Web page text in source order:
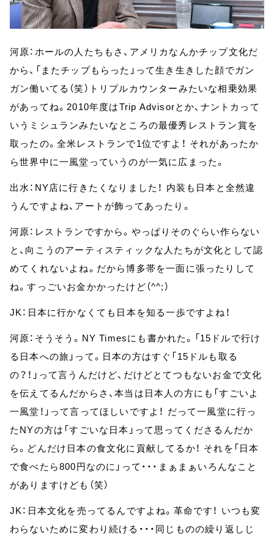
河原：ホールの人たちもさ、アメリカなんかチップ文化だ
から、「またチップもらった」って生き生きした顔でガン
ガン働いてる（笑）トリプルカウンターみたいな相乗効果
があってね。2010年度はTrip Advisorとか、ナントカって
いうミシュランみたいなところの最優秀レストラン賞を
取ったの。全米レストランで1位ですよ！ それがあったか
ら世界中に一風堂っていうのが一気に広まった。
出水：NY店に行きたくなりました！ 内装も日本と全然違
うんですよね、アートが飾ってあったり。
河原：レストランですから。やっぱりそのぐらい作らない
と、向こうのアーティスティックな人たちが文化として認
めてくれないよね。だから博多帯を一面に張ったりして
ね。すっごいお金かかったけど（^^;）
JK：日本に行かなくても日本を知る一歩ですよね！
河原：そうそう。NY Timesにも書かれた。「15ドルで行け
る日本への旅」って。日本の方はすぐ「15ドルも取る
の？！」って言うんだけど、だけどとてつもないお金で文化
を伝えてるんだからさ、本当は日本人の方にも「すごいよ
一風堂！」って言ってほしいですよ！ だって一風堂に行っ
たNYの方は「すごいな日本」って思ってくださるんだか
ら。どんだけ日本の食文化に貢献してるか！ それを「日本
で食べたら800円なのに」って・・・まぁまぁいろんなこと
がありますけども（笑）
JK：日本文化を売ってるんですよね。革命です！ いつも変
わらないために変わり続ける・・・同じものの繰り返しじ